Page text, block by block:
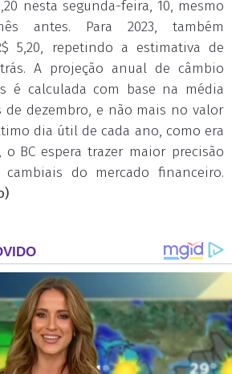
nesta segunda-feira, 10, mesmo
antes. Para 2023, também
5,20, repetindo a estimativa de
A projeção anual de câmbio
é calculada com base na média
de dezembro, e não mais no valor
dia útil de cada ano, como era
o BC espera trazer maior precisão
do mercado financeiro.